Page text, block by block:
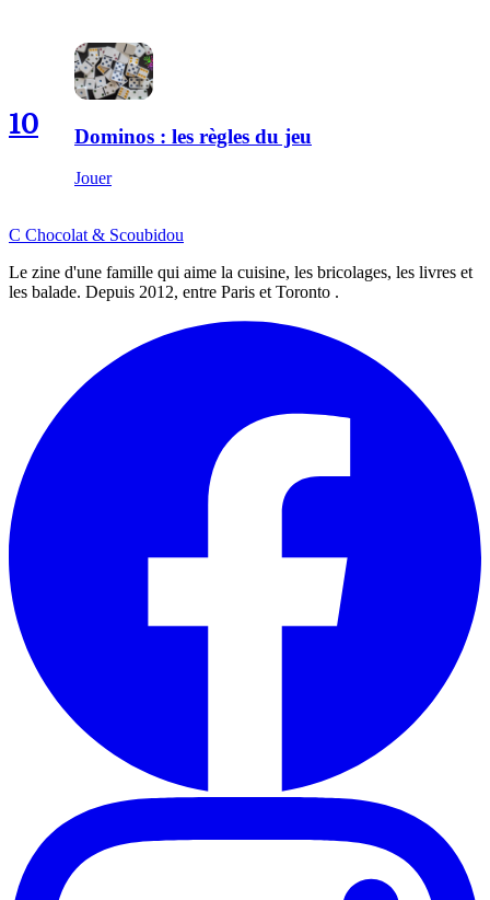
10 Dominos : les règles du jeu
Jouer
C Chocolat & Scoubidou
Le zine d'une famille qui aime la cuisine, les bricolages, les livres et
les balade. Depuis 2012, entre Paris et Toronto .